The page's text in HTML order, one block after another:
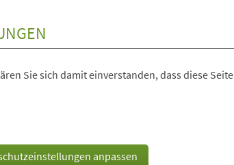
Sie sich damit einverstanden, dass diese Seite
anpassen